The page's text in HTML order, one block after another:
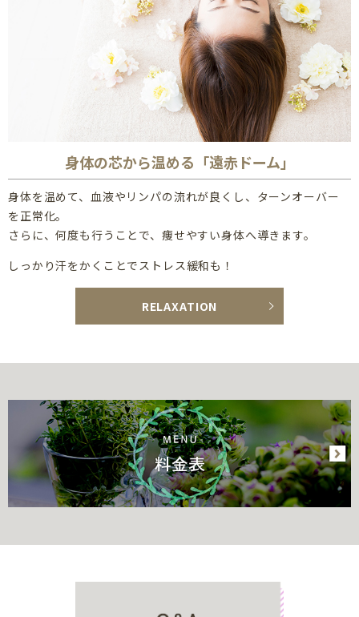
人気のまつ毛パーマ♪オススメです♪
人気のセットメニュー、まつ毛パーマ&眉スタイリング♪
根元からしっかり立上げるデザインで、目力アップ！！
身体の芯から温める「遠赤ドーム」
身体を温めて、血液やリンパの流れが良くし、 ターンオーバー
を正常化。
さらに、何度も行うことで、痩せやすい身体へ導きます。
しっかり汗をかくことでストレス緩和も！
RELAXATION